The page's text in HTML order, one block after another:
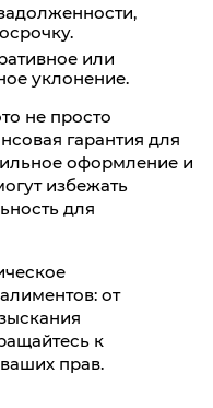
или
уклонение.
не просто
гарантия для
оформление и
избежать
для
от
к
прав.